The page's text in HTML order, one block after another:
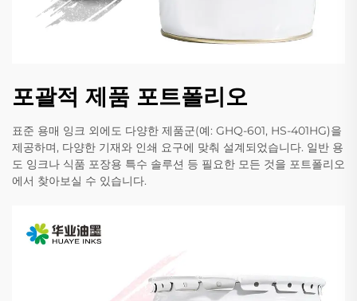
포괄적 제품 포트폴리오
표준 용매 잉크 외에도 다양한 제품군(예: GHQ-601, HS-401HG)을
제공하며, 다양한 기재와 인쇄 요구에 맞춰 설계되었습니다. 일반 용
도 잉크나 식품 포장용 특수 솔루션 등 필요한 모든 것을 포트폴리오
에서 찾아보실 수 있습니다.